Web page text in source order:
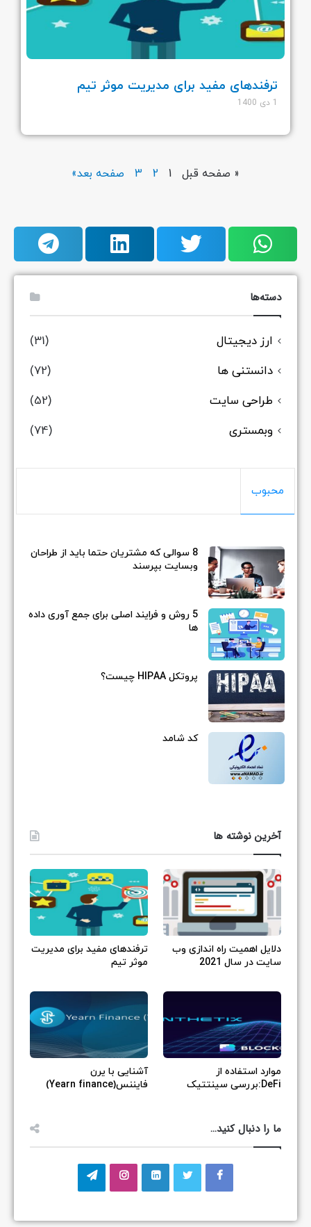
ترفندهای مفید برای مدیریت موثر تیم
« صفحه قبل 2
3 صفحه بعد»
دسته‌ها
ارز دیجیتال
دانستنی ها
طراحی سایت
وبمستری
محبوب
8 سوالی که مشتریان حتما باید از طراحان
وبسایت بپرسند
5 روش و فرایند اصلی برای جمع آوری داده
ها
پروتکل HIPAA چیست؟
کد شامد
آخرین نوشته ها
دلایل اهمیت راه اندازی وب
سایت در سال 2021
ترفندهای مفید برای مدیریت
موثر تیم
موارد استفاده از
DeFi:بررسی سینتتیک
آشنایی با یرن
فایننس(Yearn finance)
ما را دنبال کنید…